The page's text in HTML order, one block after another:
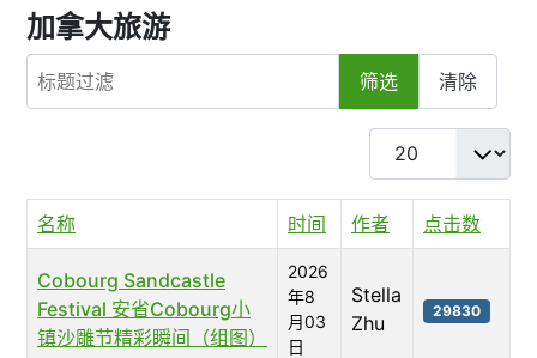
加拿大旅游
标题过滤
筛选 清除
每页显示条数
名称 时间 作者 点击数
Cobourg Sandcastle
Festival 安省Cobourg小
镇沙雕节精彩瞬间（组图）
2026
年8
月03
日
Stella
Zhu
29830